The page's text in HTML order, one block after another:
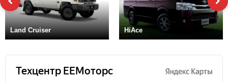
Land Cruiser HiAce